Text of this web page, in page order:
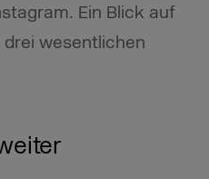
Ein Blick auf
wesentlichen